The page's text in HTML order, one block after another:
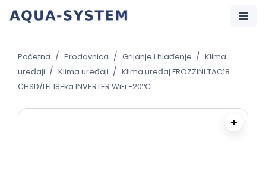
content
Početna / Prodavnica / Grijanje i hlađenje / Klima
uređaji / Klima uređaji / Klima uređaj FROZZINI TAC18
CHSD/LFI 18-ka INVERTER WiFi -20ºC
+